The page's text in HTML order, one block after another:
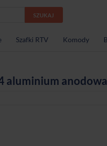
SZUKAJ
Szafki RTV Komody
aluminium